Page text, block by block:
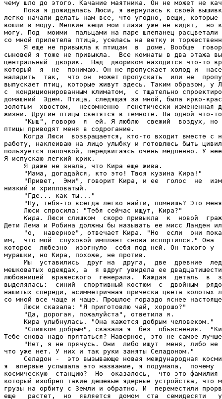
чему шло до этого. Качание маятника. Он не может не
Пока я дожидалась Люси, я вернулась к своей
легко начали делать нам все, что угодно, вещи, которые
вошли в моду. Мелкие вещи мои глаза уже не видят,  но
могу. Под  моими  пальцами на паре шлепанец
со мной прилетела птица, уселась на ветку и
Я еще не привыкла к птицам  в  доме. Вообще
сыновей я тоже не привыкла.  Все комнаты в два этажа
центральный  дворик.  Над  двориком находится что-то
который  я  не  понимаю. Он не пропускает холод и
наладить  так,  что он  может пропускать  или не
выпускает птиц, которые живут здесь. Таким образом, у
с  кондиционированным климатом,  с тщательно
домашний  Эдем. Птица, следящая за мной, была ярко-
золотым  хвостом,  несомненно  генетически измененная
жизни. Другие птицы светятся в темноте. На одной что-
"Кыш", говорю  я  ей. Я люблю  свежий  воздух, но
птицы приводят меня в содрогание.
Когда Люси  возвращается, кто-то входит вместе с
работу, наклеиваю на лицо улыбку и готовлюсь быть
пользуется палочкой, передвигаясь очень медленно. У
Я испускаю легкий крик.
     Я даже не знала, что Кира еще жива.
     "Мама, догадайся, кто это! Твоя кузина Кира!"
"Привет,  Эми", говорит Кира, и ее  голос  не
низкий и хрипловатый.
     "Где... как ты..."
"Ну, тебя-то всегда легко найти, помнишь? Это
     Люси спросила: "Тебя сейчас ищут, Кира?"
Кира.
Люси слишком  скоро привыкла  к  новой
Дети Лема и Робина должны бы называть ее мисс Ланден
"о,  наверное", отвечает Кира. "Но  если  они
им,  что мой  слуховой имплант снова испортился." Она
которое  любезно  изогнуло  себя под ней. Он такого у
мурашки, но Кира, похоже, не против.
Мы  уставились  друг на  друга,  две  древние
мешковатых одеждах, а  я вдруг увидела ее
любовницей  вражеского  генерала.  Каждая  деталь  в
выделялась:  синий  спортивный костюм  с  двойным
нашитых спереди, асимметричная прическа цвета золотых
со мной все чаще и чаще. Прошлое гораздо яснее
     Люси сказала: "Я приготовлю чай, хорошо?"
     "Да, дорогая, пожалуйста", ответила я.
     Кира улыбнулась. "Она кажется добрым человеком."
"Слишком добрым", сказала я  без  объяснения.
Тебе снова надо прятаться? Наверное, это не самое
"Нет, я не прячусь. Они  либо ищут  меня, либо не
что уже нет. У них и так руки заняты Селадоном."
Селадон -  это вызывающе новая международная
я  впервые услышала это название, я подумала,  почему
космическую  станцию?  Но  оказалось,  что это
который изобрел такие дешевые ядерные устройства, что
грузы на орбиту с Земли и обратно. И  переместили
еще   растет,  но  является  домом  ста  семидесяти